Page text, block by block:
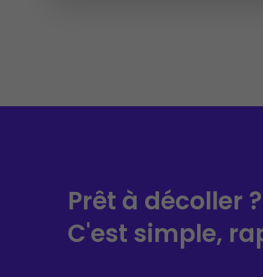
Prêt à décoller ?
C'est simple,